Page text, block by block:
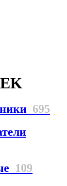
695
109